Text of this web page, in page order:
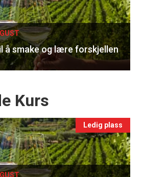
å smake og lære forskjellen
Kurs
Ledig plass